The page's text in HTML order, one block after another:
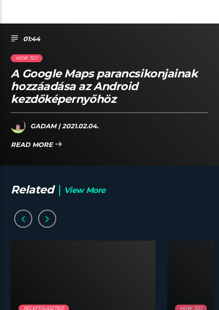
01:44
HOW TO?
A Google Maps parancsikonjainak
hozzáadása az Android
kezdőképernyőhöz
GADAM| 2021.02.04.
READ MORE
Related View More
RECEPT/GASZTRO HOW TO?